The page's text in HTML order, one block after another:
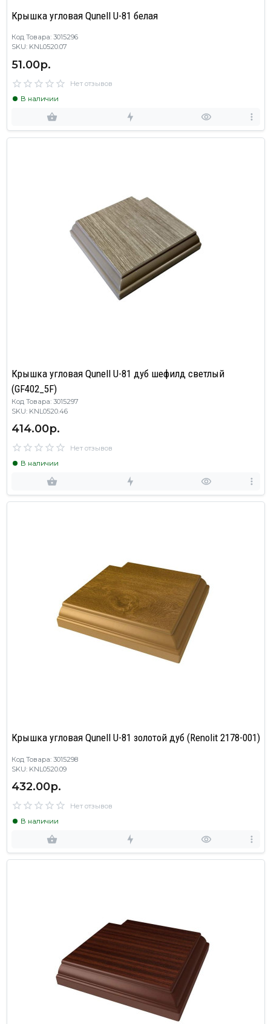
Крышка угловая Qunell U-81 белая
Код Товара: 3015296
SKU: KNL0520.07
51.00р.
Нет отзывов
В наличии
Крышка угловая Qunell U-81 дуб шефилд светлый
(GF402_5F)
Код Товара: 3015297
SKU: KNL0520.46
414.00р.
Нет отзывов
В наличии
Крышка угловая Qunell U-81 золотой дуб (Renolit 2178-001)
Код Товара: 3015298
SKU: KNL0520.09
432.00р.
Нет отзывов
В наличии